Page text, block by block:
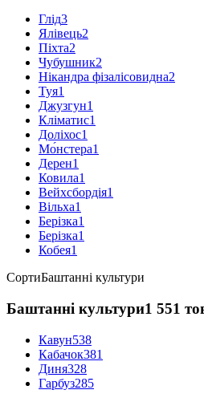
Глід3
Ялівець2
Піхта2
Чубушник2
Нікандра фізалісовидна2
Туя1
Джузгун1
Кліматис1
Доліхос1
Мо́нстера1
Дерен1
Ковила1
Вейхсбордія1
Вільха1
Берізка1
Берізка1
Кобея1
СортиБаштанні культури
Баштанні культури1 551
Кавун538
Кабачок381
Диня328
Гарбуз285